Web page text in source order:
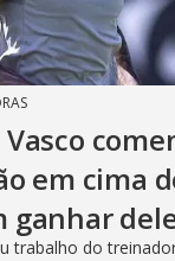
em cima
ganhar
trabalho do